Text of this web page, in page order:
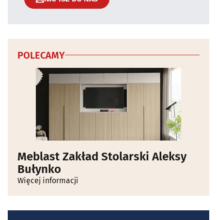
POLECAMY
Meblast Zakład Stolarski Aleksy
Bułynko
Więcej informacji